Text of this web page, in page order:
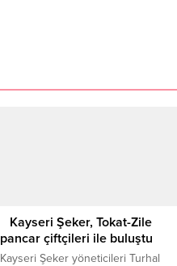
Kayseri Şeker, Tokat-Zile
pancar çiftçileri ile buluştu
Kayseri Şeker yöneticileri Turhal